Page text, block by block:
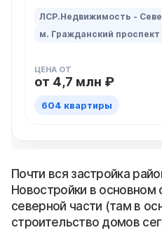
ЛСР.Недвижимость -
м. Гражданский проспект
ЦЕНА ОТ
от 4,7 млн ₽
604 квартиры
Почти вся застройка
Новостройки в
северной части (там в
строительство домов